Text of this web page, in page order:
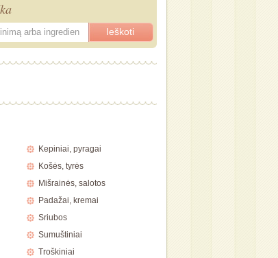
Kepiniai, pyragai
Košės, tyrės
Mišrainės, salotos
Padažai, kremai
Sriubos
Sumuštiniai
Troškiniai